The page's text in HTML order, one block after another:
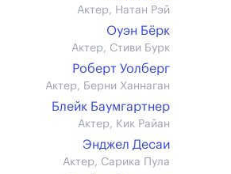
Актер, Натан Рэй
Оуэн Бёрк
Актер, Стиви Бурк
Роберт Уолберг
Актер, Берни Ханнаган
Блейк Баумгартнер
Актер, Кик Райан
Энджел Десаи
Актер, Сарика Пула